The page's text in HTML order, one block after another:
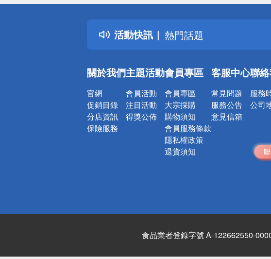
活動快訊
詐騙網頁！請小心！
得獎公告
熱門話題
銀行優惠
詐騙網頁！請小心！
關於我們
官網
促銷目錄
分店資訊
保險服務
主題活動
會員活動
注目活動
得獎公佈
會員專區
會員專區
大宗採購
購物須知
會員服務條款
隱私權政策
退貨須知
客服中心
常見問題
服務公告
意見信箱
聯
服務
公司
食品業者登錄字號 A-122662550-